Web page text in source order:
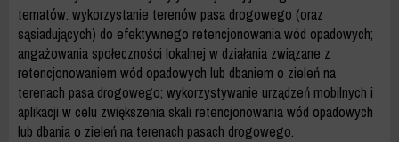
tematów: wykorzystanie terenów pasa drogowego (oraz
sąsiadujących) do efektywnego retencjonowania wód opadowych;
angażowania społeczności lokalnej w działania związane z
retencjonowaniem wód opadowych lub dbaniem o zieleń na
terenach pasa drogowego; wykorzystywanie urządzeń mobilnych i
aplikacji w celu zwiększenia skali retencjonowania wód opadowych
lub dbania o zieleń na terenach pasach drogowego.